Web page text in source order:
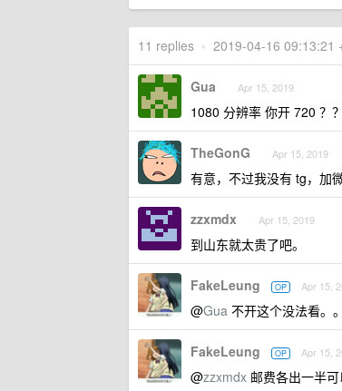
11 replies • 2019-04-16 09:13:21
Gua Apr 15, 2019
1080 分辨率 你开 720 ？？
TheGonG Apr 15, 2019
有意，不过我没有 tg，
zzxmdx Apr 15, 2019
到山东就太贵了吧。
FakeLeung OP Apr 15,
@Gua 不开这个没法看。
FakeLeung OP Apr 15,
@zzxmdx 邮费各出一半可